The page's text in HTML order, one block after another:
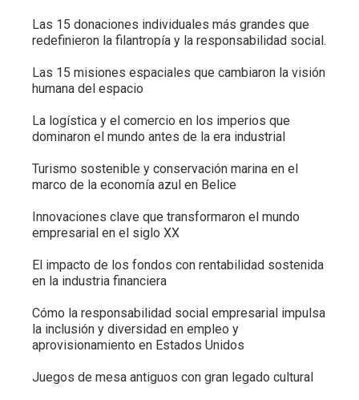
Las 15 donaciones individuales más grandes que
redefinieron la filantropía y la responsabilidad social.
Las 15 misiones espaciales que cambiaron la visión
humana del espacio
La logística y el comercio en los imperios que
dominaron el mundo antes de la era industrial
Turismo sostenible y conservación marina en el
marco de la economía azul en Belice
Innovaciones clave que transformaron el mundo
empresarial en el siglo XX
El impacto de los fondos con rentabilidad sostenida
en la industria financiera
Cómo la responsabilidad social empresarial impulsa
la inclusión y diversidad en empleo y
aprovisionamiento en Estados Unidos
Juegos de mesa antiguos con gran legado cultural